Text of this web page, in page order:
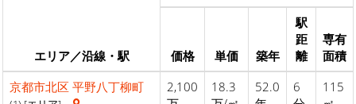
エリア／沿線・駅 価格 単価 築年
駅
距
離
専有
面積
京都市北区 平野八丁柳町
2,100
18.3
52.0
6
115